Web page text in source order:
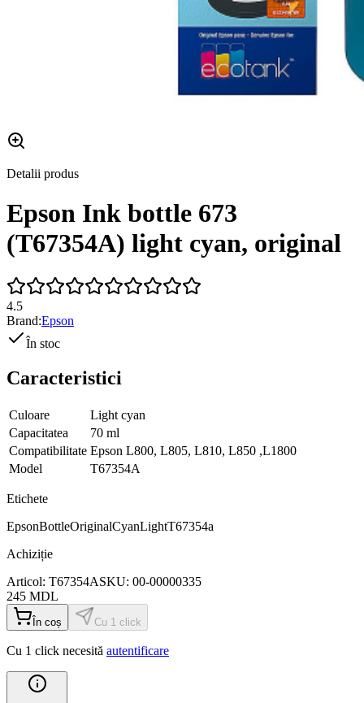
Detalii produs
Epson Ink bottle 673
(T67354A) light cyan, original
4.5
Brand:Epson
În stoc
Caracteristici
Culoare
Light cyan
Capacitatea
70 ml
Compatibilitate Epson L800, L805, L810, L850 ,L1800
Model
T67354A
Etichete
EpsonBottleOriginalCyanLightT67354a
Achiziție
Articol: T67354ASKU: 00-00000335
245 MDL
În coș Cu 1 click
Cu 1 click necesită autentificare